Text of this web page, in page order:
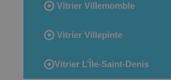
Vitrier Villemomble
Vitrier Villepinte
Vitrier L’Île-Saint-Denis